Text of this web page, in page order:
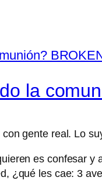
la
gente real. Lo
es confesar
¿qué les cae: 3